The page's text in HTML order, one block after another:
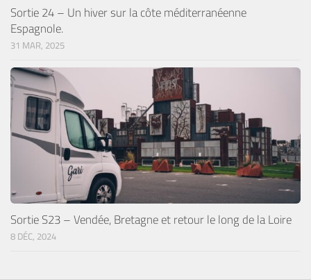
Sortie 24 – Un hiver sur la côte méditerranéenne
Espagnole.
31 MAR, 2025
Sortie S23 – Vendée, Bretagne et retour le long de la Loire
8 DÉC, 2024